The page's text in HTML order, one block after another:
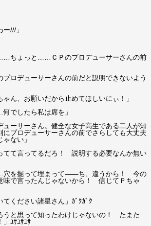
///」
ちょっと……ＣＰのプロデューサーさんの前
ロデューサーさんの前だと説明できないよう
ん、お願いだから止めてほしいにぃ！」
でしたら私は席を」
ューサーさん。健全な女子高生である二人が知
プロデューサーさんの前でさらしても大丈夫
ない」
てて言ってるだろ！ 説明する必要なんか無い
穴を掘って埋まって――ち、違うから！ 今の
味で言ったんじゃないから！ 信じてＰちゃ
ください諸星さん」ｶﾞｸｶﾞｸ
うと思って知ったわけじゃないの！ たまた
ﾕｻﾕｻﾕｻ